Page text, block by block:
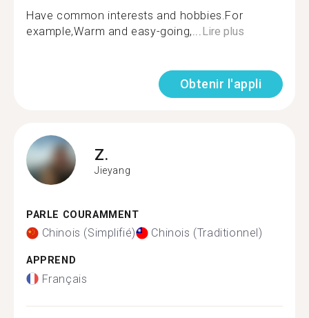
Have common interests and hobbies.For
example,Warm and easy-going,... Lire plus
Obtenir l'appli
Z.
Jieyang
PARLE COURAMMENT
Chinois (Simplifié) Chinois (Traditionnel)
APPREND
Français